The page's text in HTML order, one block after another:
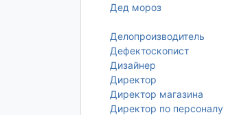
Дед мороз
Делопроизводитель
Дефектоскопист
Дизайнер
Директор
Директор магазина
Директор по персоналу